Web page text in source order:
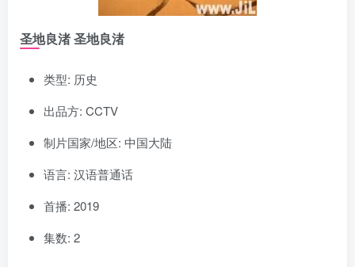
圣地良渚 圣地良渚
类型: 历史
出品方: CCTV
制片国家/地区: 中国大陆
语言: 汉语普通话
首播: 2019
集数: 2